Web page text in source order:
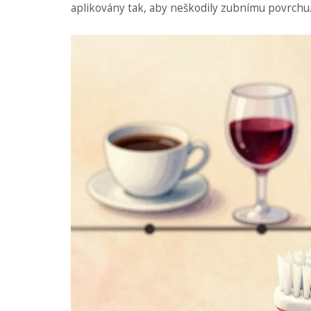
aplikovány tak, aby neškodily zubnímu povrchu.